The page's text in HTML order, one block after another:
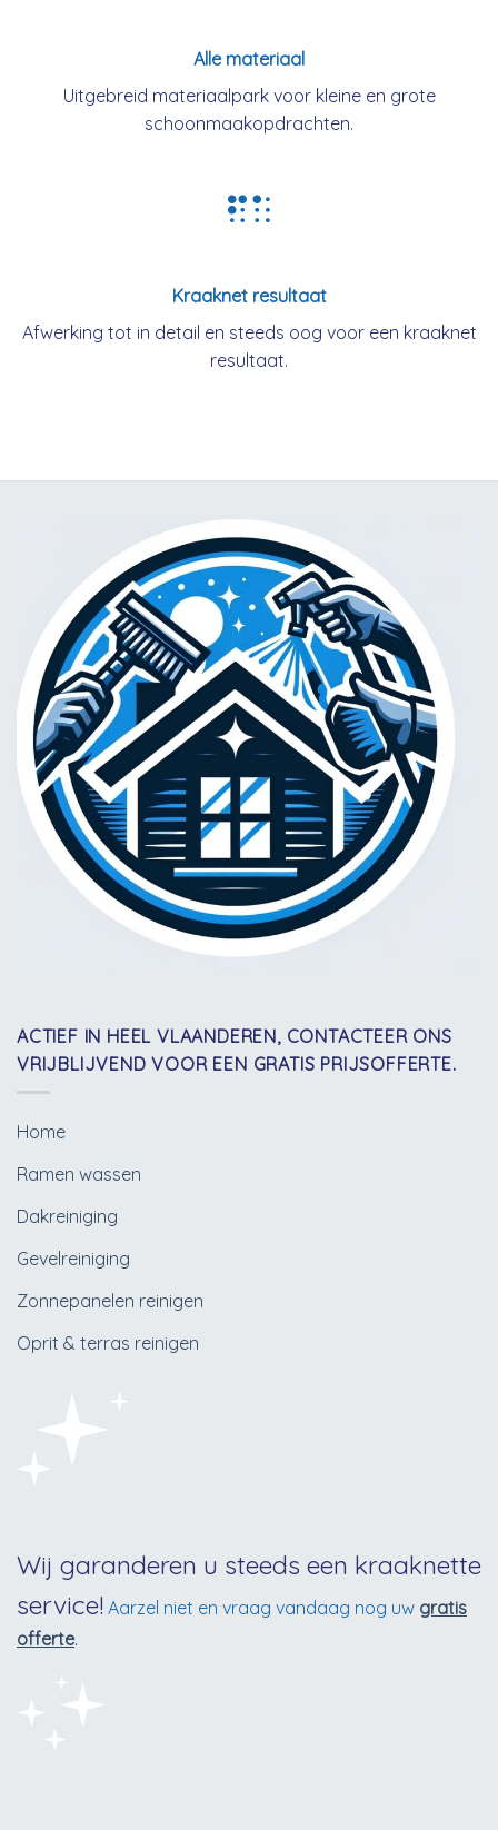
Alle materiaal
Uitgebreid materiaalpark voor kleine en grote
schoonmaakopdrachten.
Kraaknet resultaat
Afwerking tot in detail en steeds oog voor een kraaknet
resultaat.
ACTIEF IN HEEL VLAANDEREN, CONTACTEER ONS
VRIJBLIJVEND VOOR EEN GRATIS PRIJSOFFERTE.
Home
Ramen wassen
Dakreiniging
Gevelreiniging
Zonnepanelen reinigen
Oprit & terras reinigen
Wij garanderen u steeds een kraaknette
service! Aarzel niet en vraag vandaag nog uw gratis
offerte.